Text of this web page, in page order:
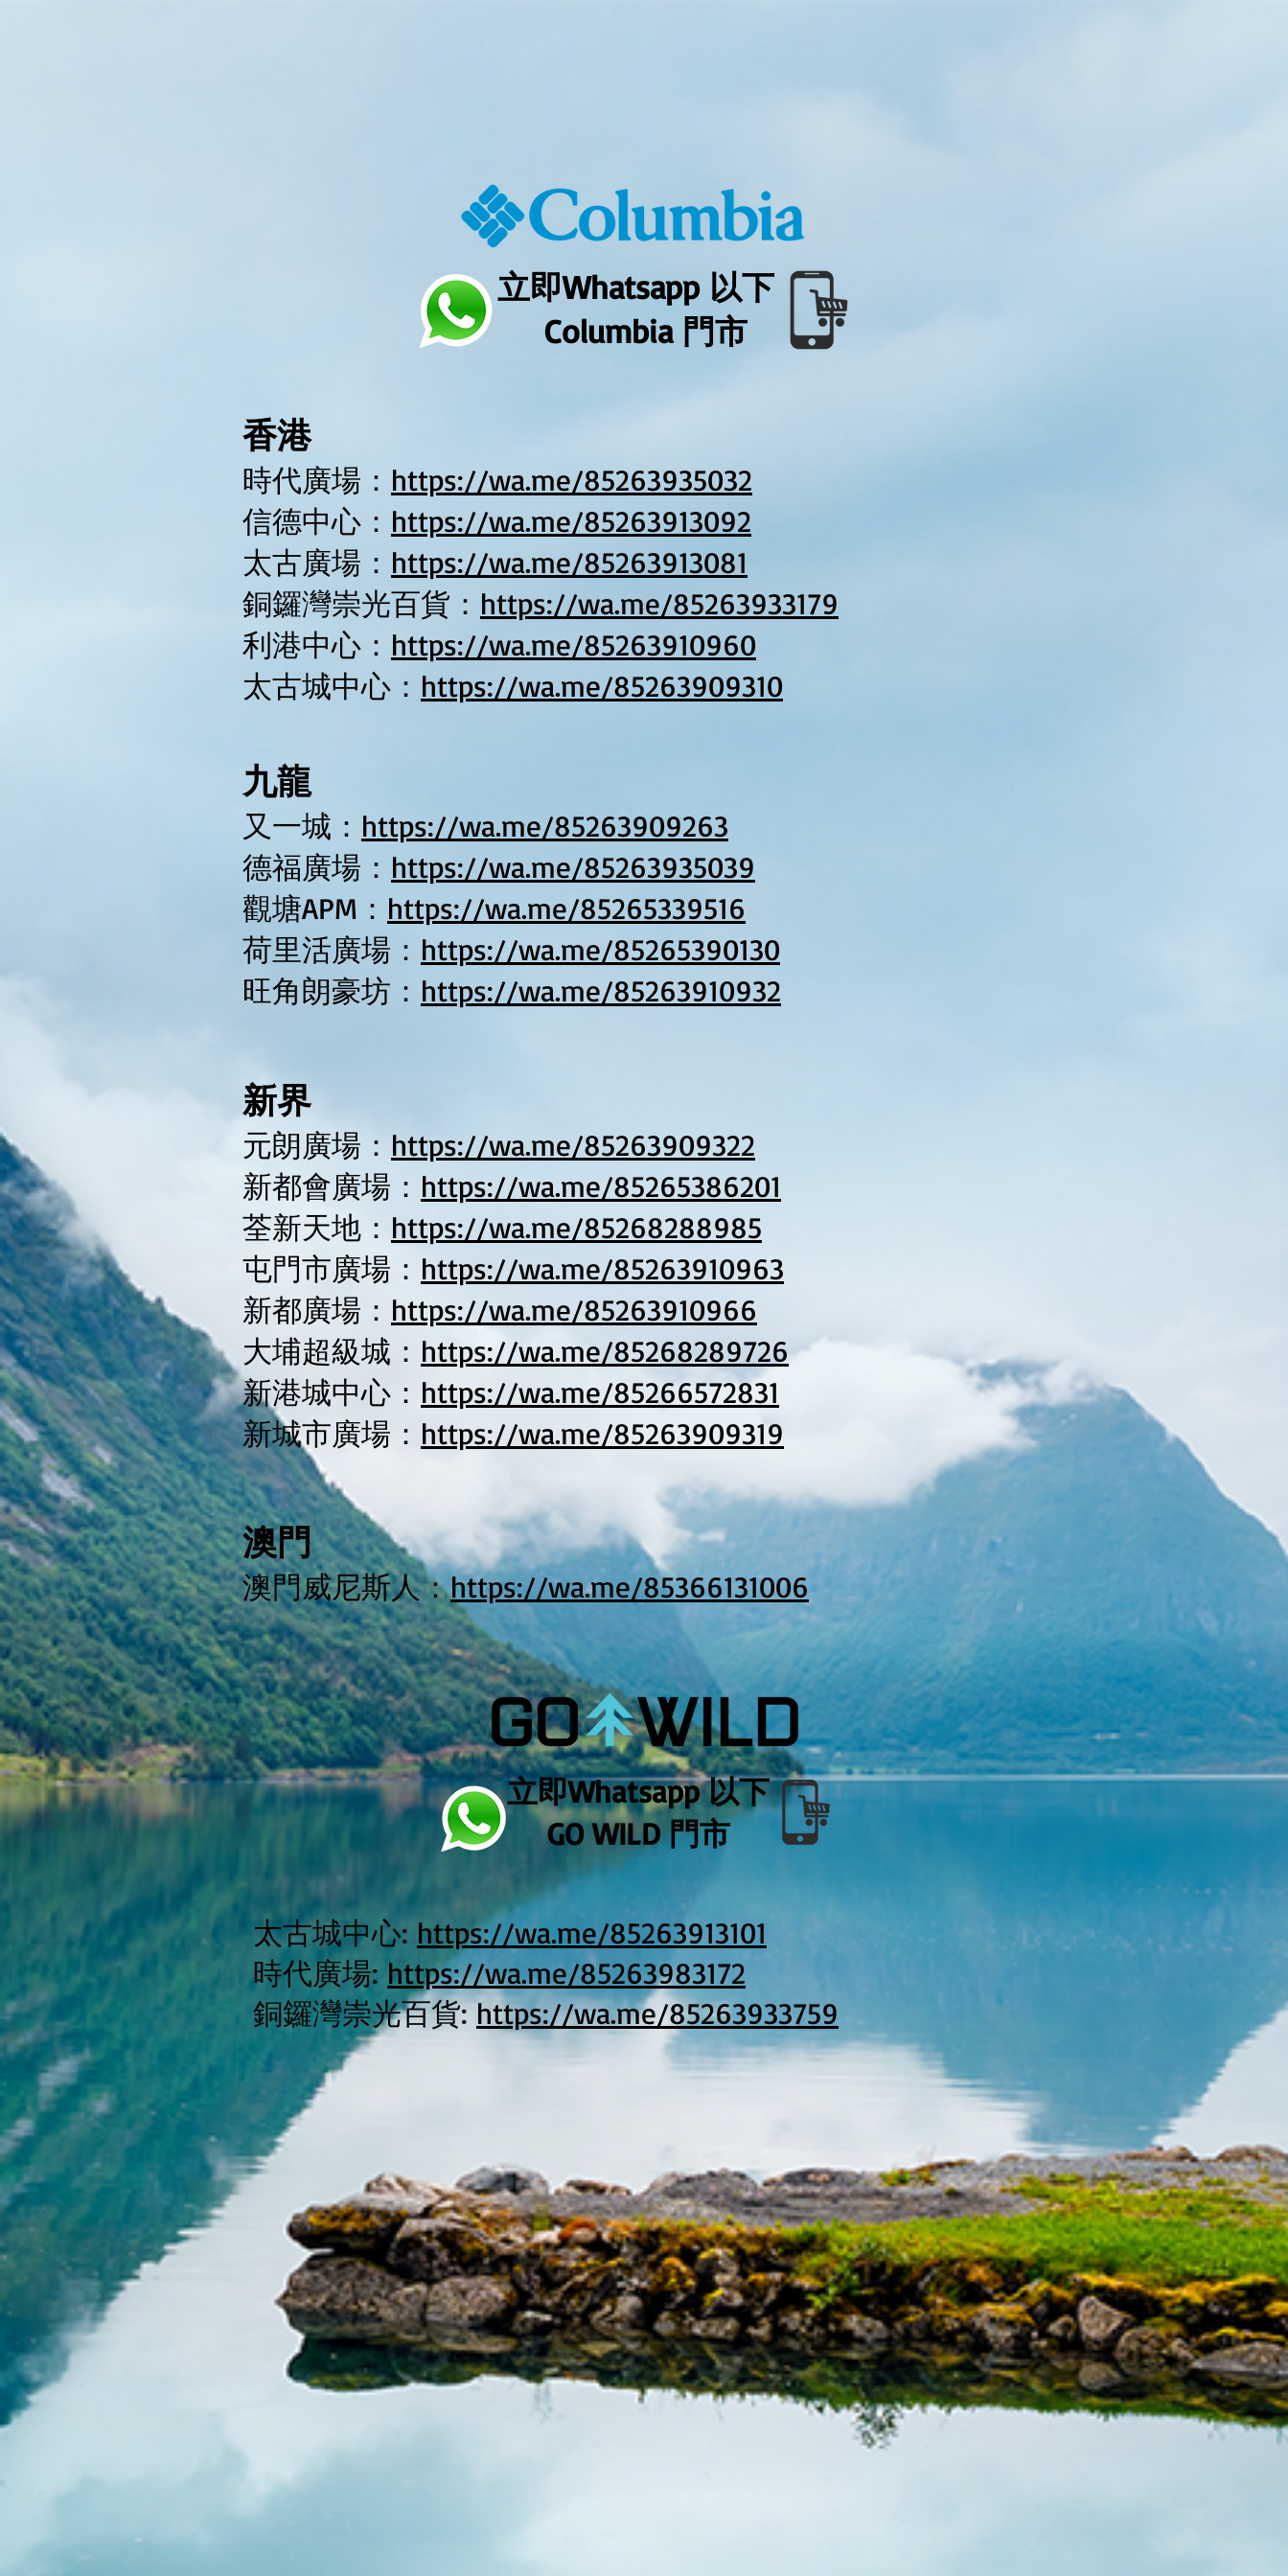
九龍
又一城： https://wa.me/85263909263
德福廣場： https://wa.me/85263935039
觀塘APM： https://wa.me/85265339516
荷里活廣場： https://wa.me/85265390130
旺角朗豪坊： https://wa.me/85263910932
新界
元朗廣場： https://wa.me/85263909322
新都會廣場： https://wa.me/85265386201
荃新天地： https://wa.me/85268288985
屯門市廣場： https://wa.me/85263910963
新都廣場： https://wa.me/85263910966
大埔超級城： https://wa.me/85268289726
新港城中心： https://wa.me/85266572831
新城市廣場： https://wa.me/85263909319
澳門
澳門威尼斯人：https://wa.me/85366131006
立即Whatsapp 以下
GO WILD 門市
太古城中心: https://wa.me/85263913101
時代廣場:https://wa.me/85263983172
銅鑼灣崇光百貨:https://wa.me/85263933759
立即Whatsapp 以下
Columbia 門市
香港
時代廣場： https://wa.me/85263935032
信德中心： https://wa.me/85263913092
太古廣場： https://wa.me/85263913081
銅鑼灣崇光百貨： https://wa.me/85263933179
利港中心： https://wa.me/85263910960
太古城中心： https://wa.me/85263909310